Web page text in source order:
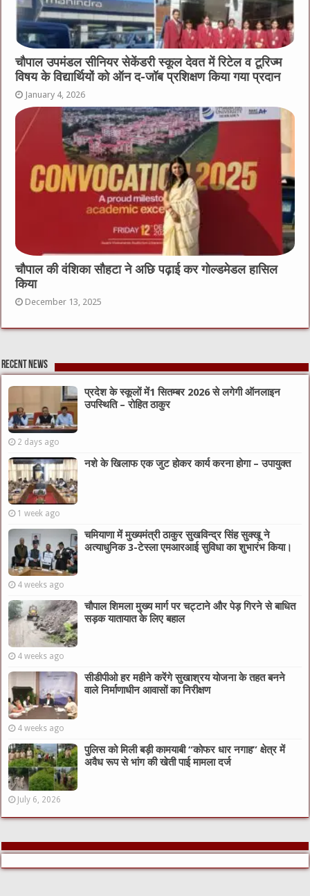
चौपाल उपमंडल सीनियर सेकेंडरी स्कूल देवत में रिटेल व टूरिज्म
विषय के विद्यार्थियों को ऑन द-जॉब प्रशिक्षण किया गया प्रदान
January 4, 2026
चौपाल की वंशिका सौहटा ने अछि पढ़ाई कर गोल्डमेडल हासिल
किया
December 13, 2025
Recent News
प्रदेश के स्कूलों में1 सितम्बर 2026 से लगेगी ऑनलाइन
उपस्थिति – रोहित ठाकुर
2 days ago
नशे के खिलाफ एक जुट होकर कार्य करना होगा – उपायुक्त
1 week ago
चमियाणा में मुख्यमंत्री ठाकुर सुखविन्द्र सिंह सुक्खू ने
अत्याधुनिक 3-टेस्ला एमआरआई सुविधा का शुभारंभ किया।
4 weeks ago
चौपाल शिमला मुख्य मार्ग पर चट्टाने और पेड़ गिरने से बाधित
सड़क यातायात के लिए बहाल
4 weeks ago
सीडीपीओ हर महीने करेंगे सुखाश्रय योजना के तहत बनने
वाले निर्माणाधीन आवासों का निरीक्षण
4 weeks ago
पुलिस को मिली बड़ी कामयाबी “कोफर धार नगाह” क्षेत्र में
अवैध रूप से भांग की खेती पाई मामला दर्ज
July 6, 2026